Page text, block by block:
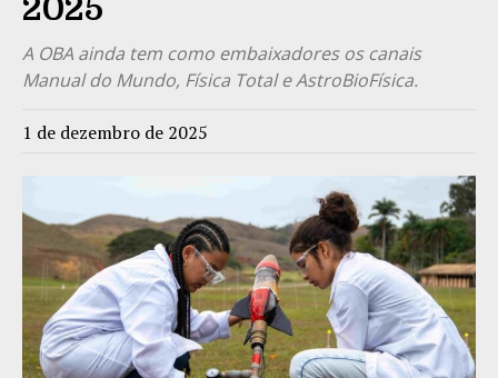
2025
A OBA ainda tem como embaixadores os canais
Manual do Mundo, Física Total e AstroBioFísica.
1 de dezembro de 2025